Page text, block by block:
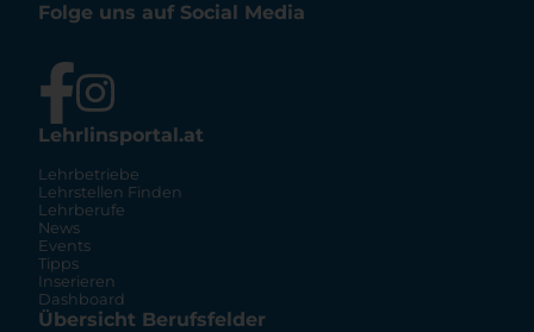
Folge uns auf Social Media
Lehrlinsportal.at
Lehrbetriebe
Lehrstellen Finden
Lehrberufe
News
Events
Tipps
Inserieren
Dashboard
Übersicht Berufsfelder